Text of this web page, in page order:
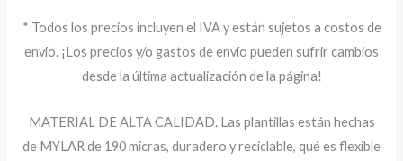
* Todos los precios incluyen el IVA y están sujetos a costos de
envío. ¡Los precios y/o gastos de envío pueden sufrir cambios
desde la última actualización de la página!
MATERIAL DE ALTA CALIDAD. Las plantillas están hechas
de MYLAR de 190 micras, duradero y reciclable, qué es flexible